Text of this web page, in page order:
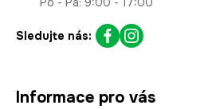
Sledujte nás:
Informace pro vás